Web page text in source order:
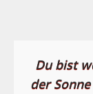
Du bist
der